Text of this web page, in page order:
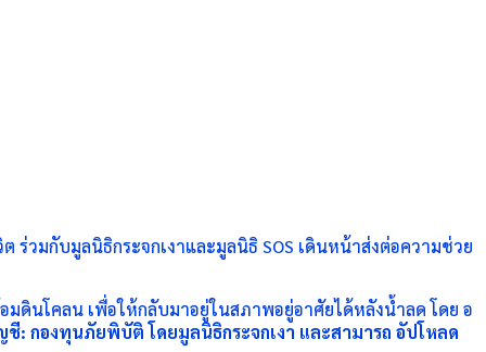
วมกับมูลนิธิกระจกเงาและมูลนิธิ SOS เดินหน้าส่งต่อความช่วย
นโคลน เพื่อให้กลับมาอยู่ในสภาพอยู่อาศัยได้หลังน้ำลด โดย อ
: กองทุนภัยพิบัติ โดยมูลนิธิกระจกเงา และสามารถ อัปโหลด